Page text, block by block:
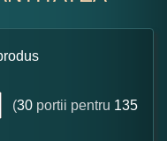
(30 portii pentru 135